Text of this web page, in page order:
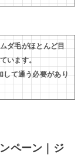
ダ毛がほとんど目
います。
して通う必要があり
ペーン｜ジ